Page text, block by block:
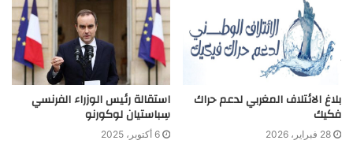
بلاغ الائتلاف المغربي لدعم حراك
فكيك
28 فبراير، 2026
استقالة رئيس الوزراء الفرنسي
سِباستيان لوكورنو
6 أكتوبر، 2025